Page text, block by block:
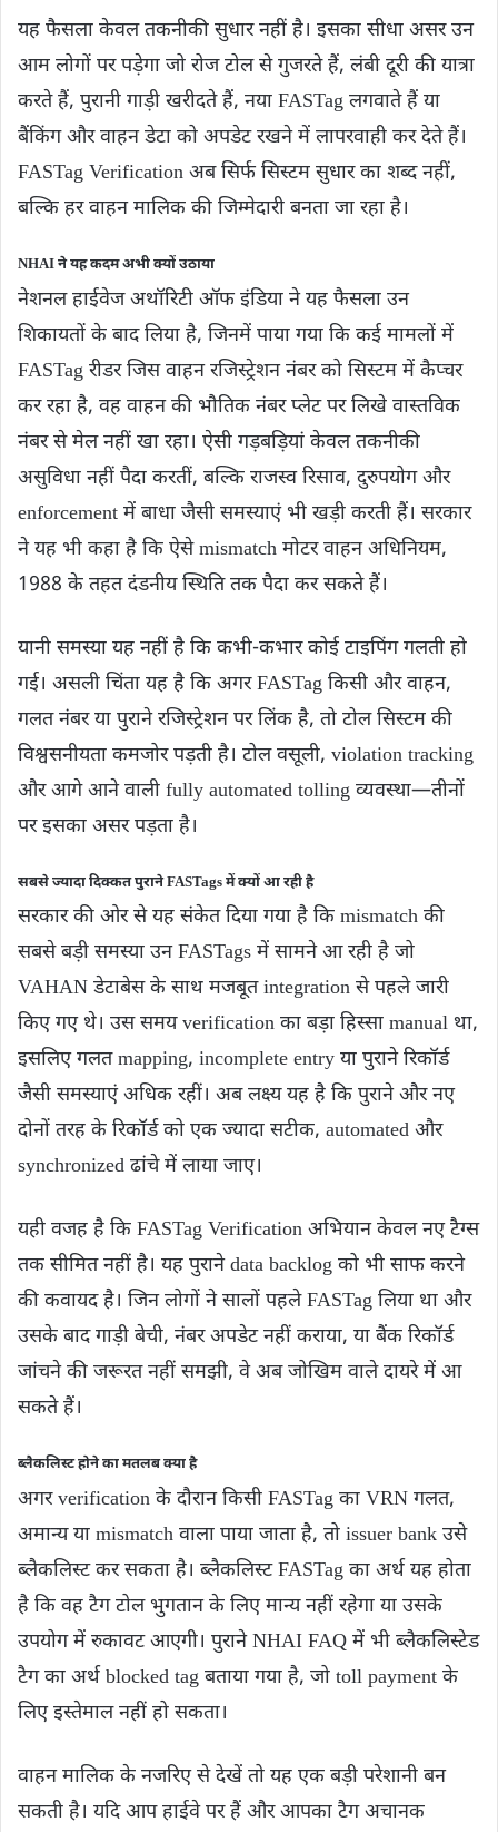
यह फैसला केवल तकनीकी सुधार नहीं है। इसका सीधा असर उन
आम लोगों पर पड़ेगा जो रोज टोल से गुजरते हैं, लंबी दूरी की यात्रा
करते हैं, पुरानी गाड़ी खरीदते हैं, नया FASTag लगवाते हैं या
बैंकिंग और वाहन डेटा को अपडेट रखने में लापरवाही कर देते हैं।
FASTag Verification अब सिर्फ सिस्टम सुधार का शब्द नहीं,
बल्कि हर वाहन मालिक की जिम्मेदारी बनता जा रहा है।
NHAI ने यह कदम अभी क्यों उठाया
नेशनल हाईवेज अथॉरिटी ऑफ इंडिया ने यह फैसला उन
शिकायतों के बाद लिया है, जिनमें पाया गया कि कई मामलों में
FASTag रीडर जिस वाहन रजिस्ट्रेशन नंबर को सिस्टम में कैप्चर
कर रहा है, वह वाहन की भौतिक नंबर प्लेट पर लिखे वास्तविक
नंबर से मेल नहीं खा रहा। ऐसी गड़बड़ियां केवल तकनीकी
असुविधा नहीं पैदा करतीं, बल्कि राजस्व रिसाव, दुरुपयोग और
enforcement में बाधा जैसी समस्याएं भी खड़ी करती हैं। सरकार
ने यह भी कहा है कि ऐसे mismatch मोटर वाहन अधिनियम,
1988 के तहत दंडनीय स्थिति तक पैदा कर सकते हैं।
यानी समस्या यह नहीं है कि कभी-कभार कोई टाइपिंग गलती हो
गई। असली चिंता यह है कि अगर FASTag किसी और वाहन,
गलत नंबर या पुराने रजिस्ट्रेशन पर लिंक है, तो टोल सिस्टम की
विश्वसनीयता कमजोर पड़ती है। टोल वसूली, violation tracking
और आगे आने वाली fully automated tolling व्यवस्था—तीनों
पर इसका असर पड़ता है।
सबसे ज्यादा दिक्कत पुराने FASTags में क्यों आ रही है
सरकार की ओर से यह संकेत दिया गया है कि mismatch की
सबसे बड़ी समस्या उन FASTags में सामने आ रही है जो
VAHAN डेटाबेस के साथ मजबूत integration से पहले जारी
किए गए थे। उस समय verification का बड़ा हिस्सा manual था,
इसलिए गलत mapping, incomplete entry या पुराने रिकॉर्ड
जैसी समस्याएं अधिक रहीं। अब लक्ष्य यह है कि पुराने और नए
दोनों तरह के रिकॉर्ड को एक ज्यादा सटीक, automated और
synchronized ढांचे में लाया जाए।
यही वजह है कि FASTag Verification अभियान केवल नए टैग्स
तक सीमित नहीं है। यह पुराने data backlog को भी साफ करने
की कवायद है। जिन लोगों ने सालों पहले FASTag लिया था और
उसके बाद गाड़ी बेची, नंबर अपडेट नहीं कराया, या बैंक रिकॉर्ड
जांचने की जरूरत नहीं समझी, वे अब जोखिम वाले दायरे में आ
सकते हैं।
ब्लैकलिस्ट होने का मतलब क्या है
अगर verification के दौरान किसी FASTag का VRN गलत,
अमान्य या mismatch वाला पाया जाता है, तो issuer bank उसे
ब्लैकलिस्ट कर सकता है। ब्लैकलिस्ट FASTag का अर्थ यह होता
है कि वह टैग टोल भुगतान के लिए मान्य नहीं रहेगा या उसके
उपयोग में रुकावट आएगी। पुराने NHAI FAQ में भी ब्लैकलिस्टेड
टैग का अर्थ blocked tag बताया गया है, जो toll payment के
लिए इस्तेमाल नहीं हो सकता।
वाहन मालिक के नजरिए से देखें तो यह एक बड़ी परेशानी बन
सकती है। यदि आप हाईवे पर हैं और आपका टैग अचानक